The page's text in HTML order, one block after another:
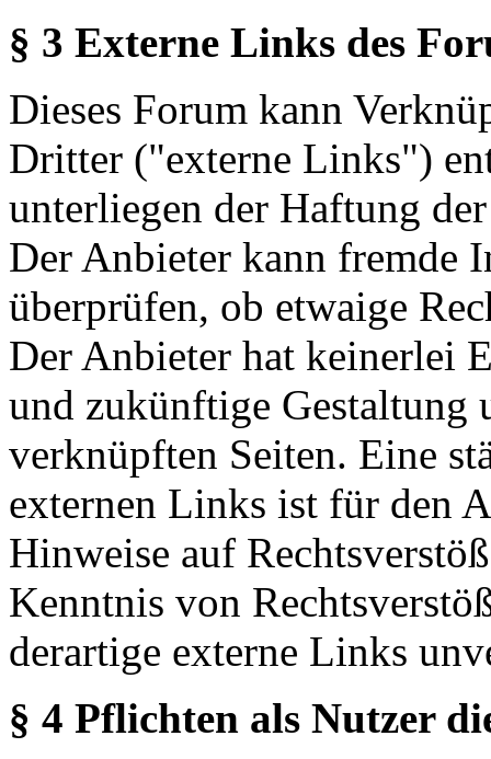
§ 3 Externe Links des
Dieses Forum kann
Dritter ("externe Links")
unterliegen der Haftung
Der Anbieter kann fremde
überprüfen, ob etwaige
Der Anbieter hat keinerlei
und zukünftige Gestaltung
verknüpften Seiten. Eine
externen Links ist für den
Hinweise auf
Kenntnis von
derartige externe Links
§ 4 Pflichten als Nutzer